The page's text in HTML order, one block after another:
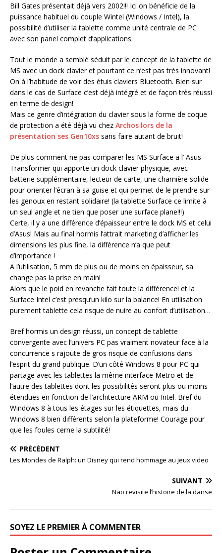
Bill Gates présentait déjà vers 2002!!! Ici on bénéficie de la
puissance habituel du couple Wintel (Windows / Intel), la
possibilité d’utiliser la tablette comme unité centrale de PC
avec son panel complet d’applications.
Tout le monde a semblé séduit par le concept de la tablette de
MS avec un dock clavier et pourtant ce n’est pas très innovant!
On à l’habitude de voir des étuis claviers Bluetooth. Bien sur
dans le cas de Surface c’est déjà intégré et de façon très réussi
en terme de design!
Mais ce genre d’intégration du clavier sous la forme de coque
de protection a été déjà vu chez Archos lors de la
présentation ses Gen10xs sans faire autant de bruit!
De plus comment ne pas comparer les MS Surface a l’ Asus
Transformer qui apporte un dock clavier physique, avec
batterie supplémentaire, lecteur de carte, une charnière solide
pour orienter l’écran à sa guise et qui permet de le prendre sur
les genoux en restant solidaire! (la tablette Surface ce limite à
un seul angle et ne tien que poser une surface plane!!!)
Certe, il y a une différence d’épaisseur entre le dock MS et celui
d’Asus! Mais au final hormis l’attrait marketing d’afficher les
dimensions les plus fine, la différence n’a que peut
d’importance !
A l’utilisation, 5 mm de plus ou de moins en épaisseur, sa
change pas la prise en main!
Alors que le poid en revanche fait toute la différence! et la
Surface Intel c’est presqu’un kilo sur la balance! En utilisation
purement tablette cela risque de nuire au confort d’utilisation…
Bref hormis un design réussi, un concept de tablette
convergente avec l’univers PC pas vraiment novateur face à la
concurrence s rajoute de gros risque de confusions dans
l’esprit du grand publique. D’un côté Windows 8 pour PC qui
partage avec les tablettes la même interface Metro et de
l’autre des tablettes dont les possibilités seront plus ou moins
étendues en fonction de l’architecture ARM ou Intel. Bref du
Windows 8 à tous les étages sur les étiquettes, mais du
Windows 8 bien différents selon la plateforme! Courage pour
que les foules cerne la subtilité!
PRÉCÉDENT
Les Mondes de Ralph: un Disney qui rend hommage au jeux video
SUIVANT
Nao revisite l’histoire de la danse
SOYEZ LE PREMIER À COMMENTER